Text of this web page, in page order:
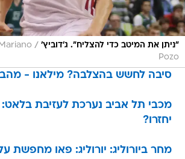
"ניתן את המיטב כדי להצליח". ג'דוביץ' /
Pozo
סיבה לחשש בהצלבה? מילאנו -
מכבי תל אביב נערכת לעזיבת בלאט:
יחזרו?
מחר ביורוליג: יורוליג: פאו מחפשת